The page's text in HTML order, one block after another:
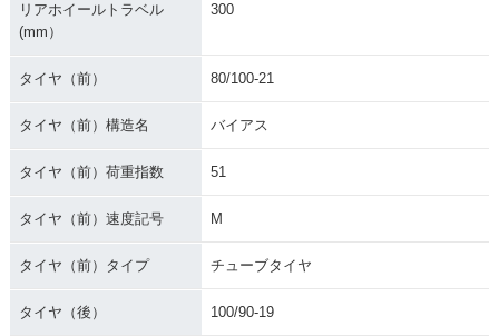
リアホイールトラベル
(mm）
300
タイヤ（前） 80/100-21
タイヤ（前）構造名 バイアス
タイヤ（前）荷重指数 51
タイヤ（前）速度記号 M
タイヤ（前）タイプ チューブタイヤ
タイヤ（後） 100/90-19